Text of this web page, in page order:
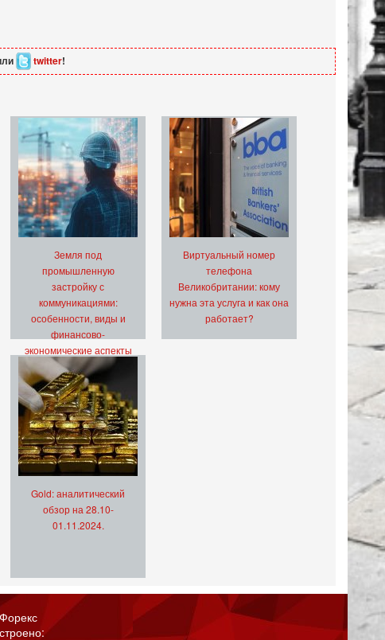
twitter!
Земля под
промышленную
застройку с
коммуникациями:
особенности, виды и
финансово-
экономические аспекты
Виртуальный номер
телефона
Великобритании: кому
нужна эта услуга и как она
работает?
Gold: аналитический
обзор на 28.10-
01.11.2024.